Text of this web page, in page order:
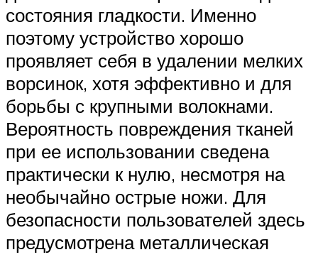
состояния гладкости. Именно
поэтому устройство хорошо
проявляет себя в удалении мелких
ворсинок, хотя эффективно и для
борьбы с крупными волокнами.
Вероятность повреждения тканей
при ее использовании сведена
практически к нулю, несмотря на
необычайно острые ножи. Для
безопасности пользователей здесь
предусмотрена металлическая